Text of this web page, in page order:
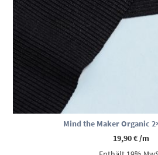
Mind the Maker Organic
19,90€ /m